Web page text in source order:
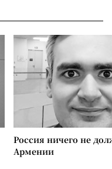
Россия ничего не
Армении